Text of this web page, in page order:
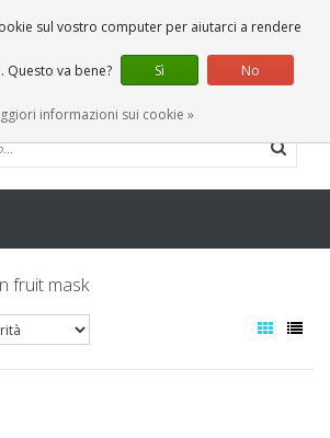
0 Articoli
fruit mask
sul vostro computer per aiutarci a rendere
Questo va bene? Sì No
informazioni sui cookie »